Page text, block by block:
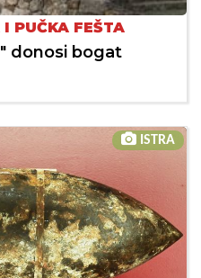
PUČKA FEŠTA
donosi bogat
ISTRA